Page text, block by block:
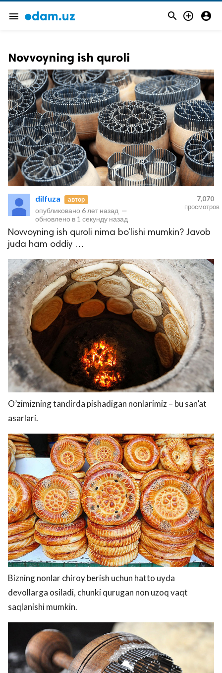
menu   
защищены.
Novvoyning ish quroli
dilfuza автор
опубликовано 6 лет назад —
обновлено в 1 секунду назад
7,070
просмотров
Novvoyning ish quroli nima bo'lishi mumkin? Javob
juda ham oddiy …
O’zimizning tandirda pishadigan nonlarimiz – bu san’at
asarlari.
Bizning nonlar chiroy berish uchun hatto uyda
devollarga osiladi, chunki qurugan non uzoq vaqt
saqlanishi mumkin.